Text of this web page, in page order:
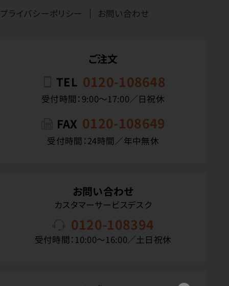
プライバシーポリシー
お問い合わせ
ご注文
TEL 0120-108648
受付時間：9:00〜17:00／日祝休
FAX 0120-108649
受付時間：24時間／年中無休
お問い合わせ
カスタマーサービスデスク
0120-108394
受付時間：10:00〜16:00／土日祝休